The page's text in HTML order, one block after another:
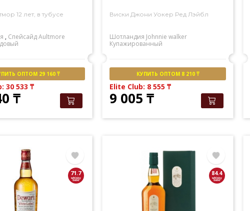
12 лет, в тубусе
, Спейсайд Aultmore
ОПТОМ 29 160 ₸
30 533₸
₸
Виски Джони Уокер Ред Лэйбл
Шотландия Johnnie walker
Купажированный
КУПИТЬ ОПТОМ 8 210 ₸
Elite Club: 8 555₸
9 005₸
71.7 84.4